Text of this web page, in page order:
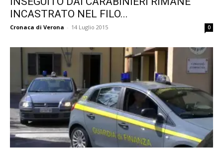
INCASTRATO NEL FILO...
Cronaca di Verona - 14 Luglio 2015 0